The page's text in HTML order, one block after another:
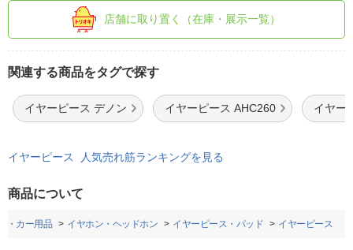
店舗に取り置く（在庫・展示一覧）
関連する商品をタグで探す
イヤーピース デノン イヤーピース AHC260 イヤー
イヤーピース 人気売れ筋ランキングを見る
商品について
・カー用品 イヤホン・ヘッドホン イヤーピース・パッド イヤーピース